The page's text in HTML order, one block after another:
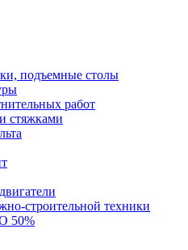
подъемные столы
работ
стяжками
строительной техники
50%